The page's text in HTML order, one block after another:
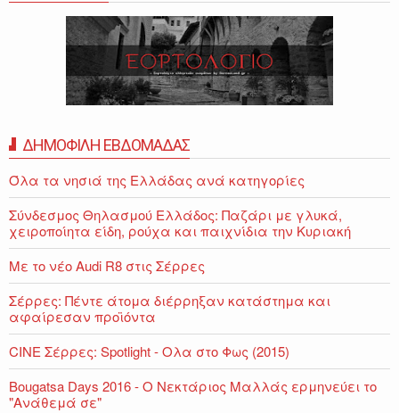
ΔΗΜΟΦΙΛΗ ΕΒΔΟΜΑΔΑΣ
Όλα τα νησιά της Ελλάδας ανά κατηγορίες
Σύνδεσμος Θηλασμού Ελλάδος: Παζάρι με γλυκά,
χειροποίητα είδη, ρούχα και παιχνίδια την Κυριακή
Με το νέο Audi R8 στις Σέρρες
Σέρρες: Πέντε άτομα διέρρηξαν κατάστημα και
αφαίρεσαν προϊόντα
CINE Σέρρες: Spotlight - Ολα στο Φως (2015)
Bougatsa Days 2016 - Ο Νεκτάριος Μαλλάς ερμηνεύει το
"Ανάθεμά σε"